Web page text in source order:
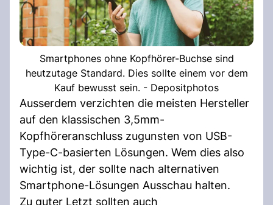
Smartphones ohne Kopfhörer-Buchse sind
heutzutage Standard. Dies sollte einem vor dem
Kauf bewusst sein. - Depositphotos
Ausserdem verzichten die meisten Hersteller
auf den klassischen 3,5mm-
Kopfhöreranschluss zugunsten von USB-
Type-C-basierten Lösungen. Wem dies also
wichtig ist, der sollte nach alternativen
Smartphone-Lösungen Ausschau halten.
Zu guter Letzt sollten auch